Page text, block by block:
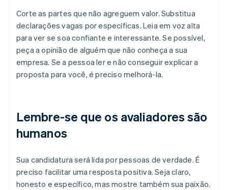
Corte as partes que não agreguem valor. Substitua
declarações vagas por específicas. Leia em voz alta
para ver se soa confiante e interessante. Se possível,
peça a opinião de alguém que não conheça a sua
empresa. Se a pessoa ler e não conseguir explicar a
proposta para você, é preciso melhorá-la.
Lembre-se que os avaliadores são
humanos
Sua candidatura será lida por pessoas de verdade. É
preciso facilitar uma resposta positiva. Seja claro,
honesto e específico, mas mostre também sua paixão.